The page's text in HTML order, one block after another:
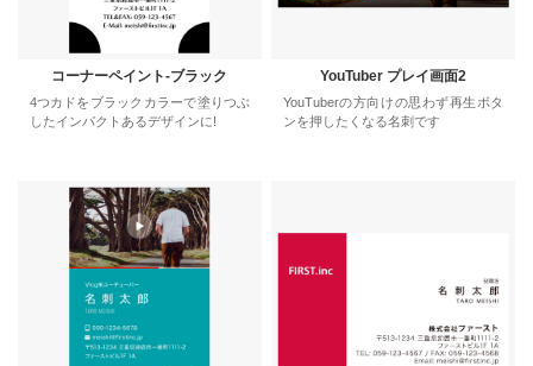
コーナーペイント-ブラック
4つカドをブラックカラーで塗りつぶ
したインパクトあるデザインに!
YouTuber プレイ画面2
YouTuberの方向けの思わず再生ボタ
ンを押したくなる名刺です